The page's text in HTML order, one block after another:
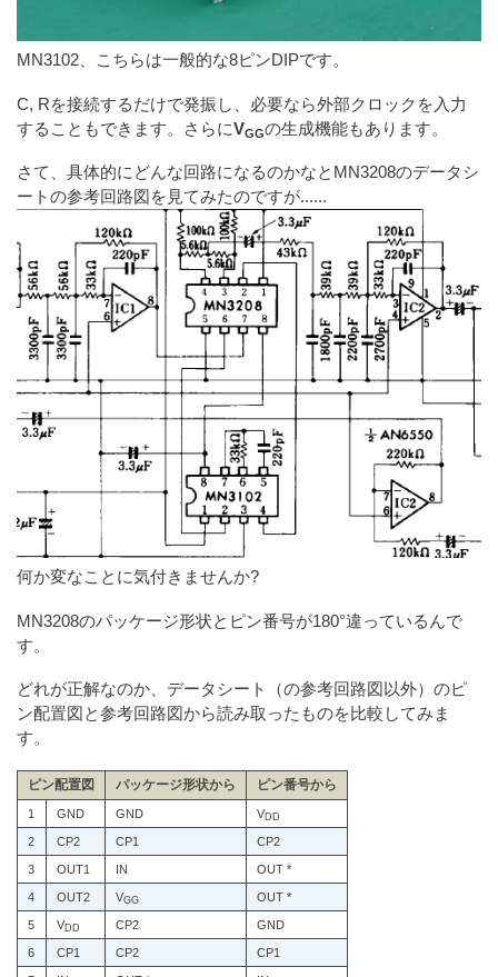
MN3102、こちらは一般的な8ピンDIPです。
C, Rを接続するだけで発振し、必要なら外部クロックを入力
することもできます。さらにVGGの生成機能もあります。
さて、具体的にどんな回路になるのかなとMN3208のデータシ
ートの参考回路図を見てみたのですが......
何か変なことに気付きませんか?
MN3208のパッケージ形状とピン番号が180°違っているんで
す。
どれが正解なのか、データシート（の参考回路図以外）のピ
ン配置図と参考回路図から読み取ったものを比較してみま
す。
ピン配置図 パッケージ形状から ピン番号から
1 GND GND VDD
2 CP2 CP1 CP2
3 OUT1 IN OUT *
4 OUT2 VGG OUT *
5 VDD CP2 GND
6 CP1 CP2 CP1